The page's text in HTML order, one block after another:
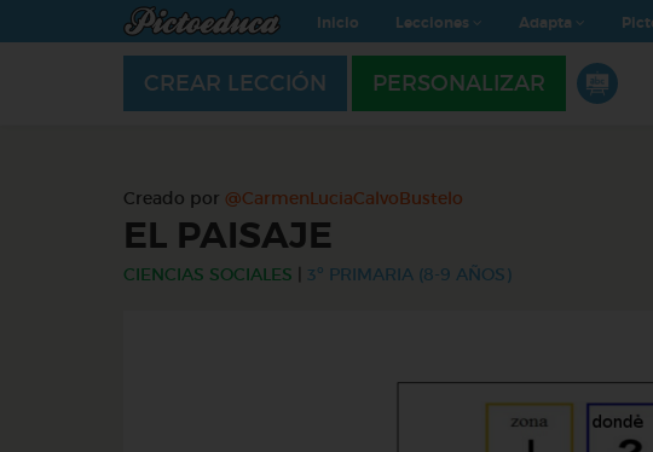
Inicio Lecciones Adapta
CREAR LECCIÓN PERSONALIZAR
Creado por @CarmenLuciaCalvoBustelo
EL PAISAJE
CIENCIAS SOCIALES 3º PRIMARIA (8-9 AÑOS)